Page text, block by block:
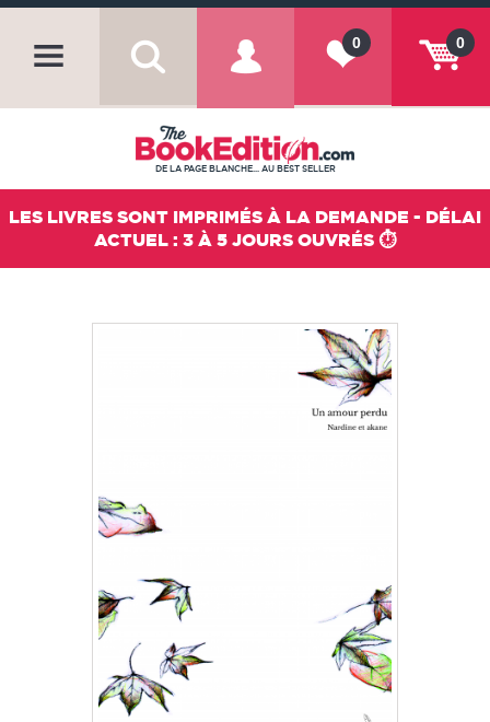
0
0
DE LA PAGE BLANCHE... AU BEST SELLER
LES LIVRES SONT IMPRIMÉS À LA DEMANDE - DÉLAI
ACTUEL : 3 À 5 JOURS OUVRÉS ⏱️